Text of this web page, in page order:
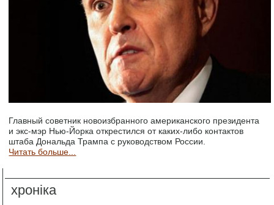
Главный советник новоизбранного американского президента
и экс-мэр Нью-Йорка открестился от каких-либо контактов
штаба Дональда Трампа с руководством России.
Читать больше...
хроніка